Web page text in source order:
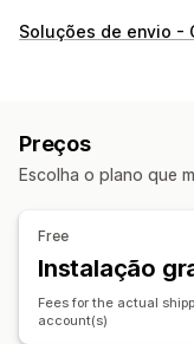
Etiquetas e
Taxas de envio
Sincronização de
Página de rastreio
Soluções de envio -
Preços
Escolha o plano que
Free
Instalação
Fees for the actual
account(s)